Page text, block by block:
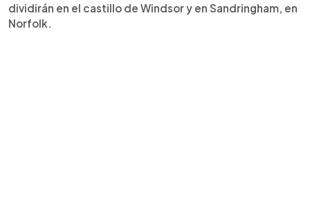
dividirán en el castillo de Windsor y en Sandringham, en
Norfolk.